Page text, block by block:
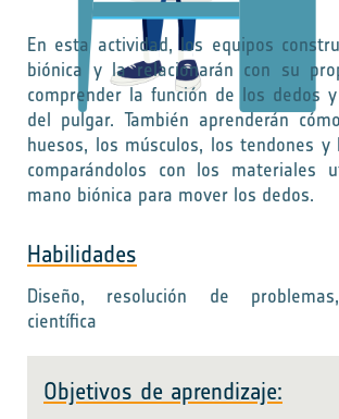
En esta actividad, los equipos
biónica y la relacionarán con su
comprender la función de los dedos
del pulgar. También aprenderán
huesos, los músculos, los tendones y
comparándolos con los materiales
mano biónica para mover los dedos.
Habilidades
Diseño, resolución de
científica
Objetivos de aprendizaje: